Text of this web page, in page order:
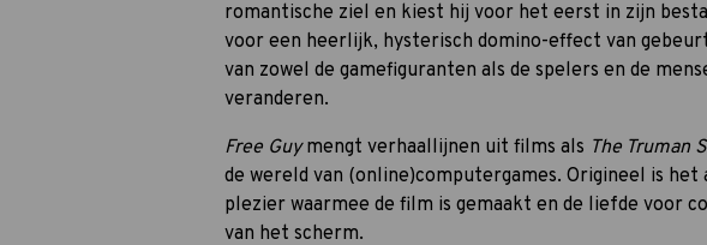
romantische ziel en kiest hij voor het eerst in zijn
voor een heerlijk, hysterisch domino-effect van
van zowel de gamefiguranten als de spelers en de
veranderen.
Free Guymengt verhaallijnen uit films als The Truman
de wereld van (online)computergames. Origineel is
plezier waarmee de film is gemaakt en de liefde voor
van het scherm.